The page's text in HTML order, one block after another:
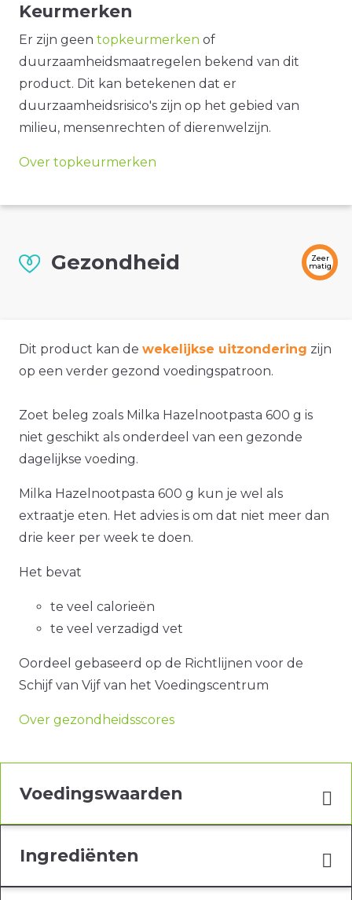
Keurmerken
Er zijn geen topkeurmerken of
duurzaamheidsmaatregelen bekend van dit
product. Dit kan betekenen dat er
duurzaamheidsrisico's zijn op het gebied van
milieu, mensenrechten of dierenwelzijn.
Over topkeurmerken
Gezondheid
Zeer
matig
Dit product kan de wekelijkse uitzondering zijn
op een verder gezond voedingspatroon.
Zoet beleg zoals Milka Hazelnootpasta 600 g is
niet geschikt als onderdeel van een gezonde
dagelijkse voeding.
Milka Hazelnootpasta 600 g kun je wel als
extraatje eten. Het advies is om dat niet meer dan
drie keer per week te doen.
Het bevat
te veel calorieën
te veel verzadigd vet
Oordeel gebaseerd op de Richtlijnen voor de
Schijf van Vijf van het Voedingscentrum
Over gezondheidsscores
Voedingswaarden
Ingrediënten